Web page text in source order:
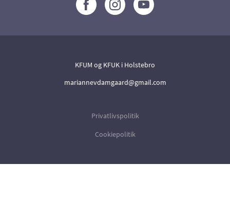
KFUM og KFUK i Holstebro
mariannevdamgaard@gmail.com
Privatlivspolitik
Cookiepolitik